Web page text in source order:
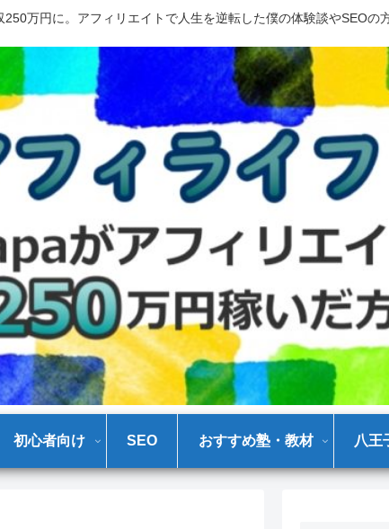
万円に。アフィリエイトで人生を逆転した僕の体験談やSEOの
初心者向け SEO おすすめ塾・教材 八王